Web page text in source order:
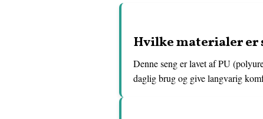
Hvilke materialer er
Denne seng er lavet af PU
daglig brug og give langvarig